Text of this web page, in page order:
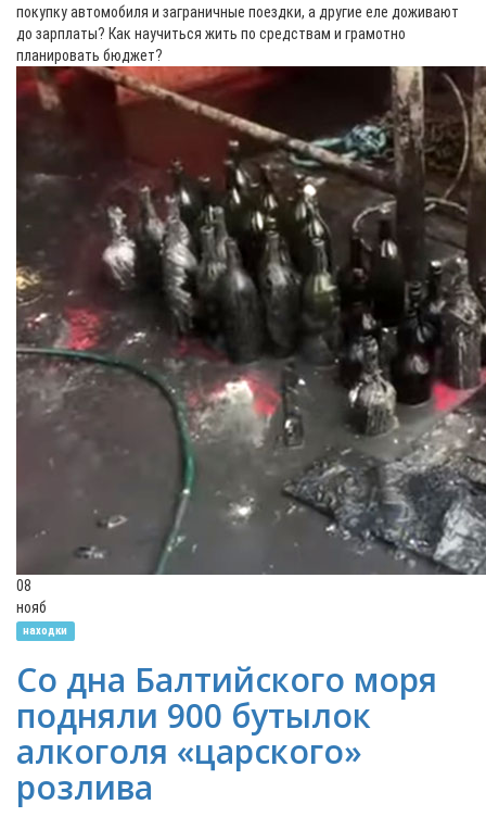
покупку автомобиля и заграничные поездки, а другие еле доживают
до зарплаты? Как научиться жить по средствам и грамотно
планировать бюджет?
08
нояб
находки
Со дна Балтийского моря
подняли 900 бутылок
алкоголя «царского»
розлива